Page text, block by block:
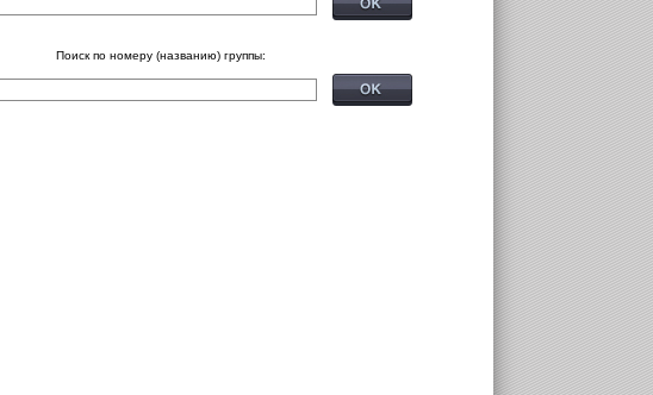
Поиск по номеру (названию) группы: